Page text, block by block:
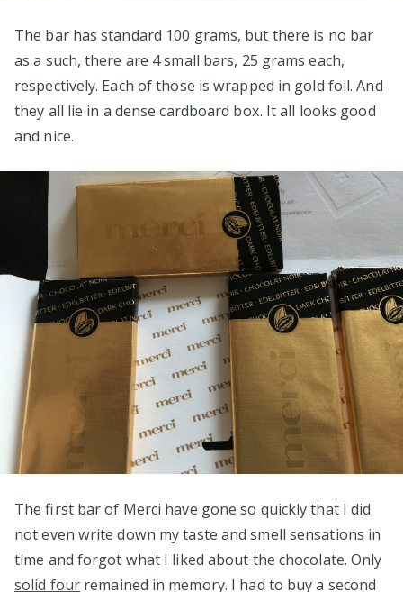
The bar has standard 100 grams, but there is no bar
as a such, there are 4 small bars, 25 grams each,
respectively. Each of those is wrapped in gold foil. And
they all lie in a dense cardboard box. It all looks good
and nice.
The first bar of Merci have gone so quickly that I did
not even write down my taste and smell sensations in
time and forgot what I liked about the chocolate. Only
solid four remained in memory. I had to buy a second